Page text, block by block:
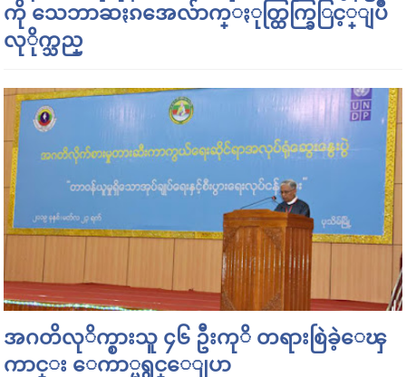
ကို သေဘာဆႏၵအေလ်ာက္ႏုတ္ထြက္ခြြင့္ျပဳ
လုိုက္သည္
အဂတိလုိက္စားသူ ၄၆ ဦးကုိ တရားစြဲခဲ့ေၾ
ကာင္း ေကာ္မရွင္ေျပာ